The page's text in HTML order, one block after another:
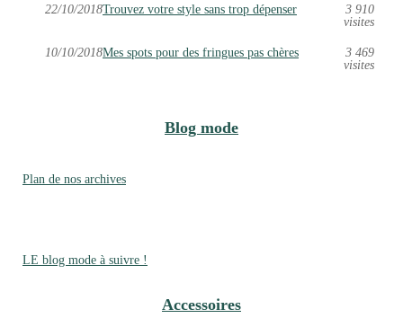
22/10/2018Trouvez votre style sans trop dépenser
3 910
visites
10/10/2018Mes spots pour des fringues pas chères
3 469
visites
Blog mode
Plan de nos archives
LE blog mode à suivre !
Accessoires